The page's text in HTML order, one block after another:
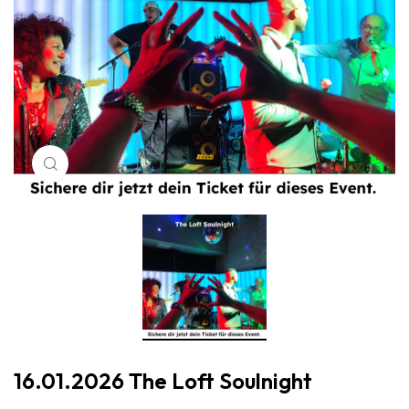
Klicken um zu vergrößern
16.01.2026 The Loft Soulnight